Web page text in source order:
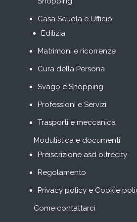
Casa Scuola e Ufficio
Edilizia
Matrimoni e ricorrenze
Cura della Persona
Svago e Shopping
Professioni e Servizi
Trasporti e meccanica
Modulistica e documenti
Preiscrizione asd oltrecity
Regolamento
Privacy policy e Cookie
Come contattarci